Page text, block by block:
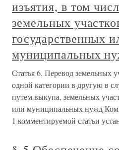
изъятия, в том
земельных
государственных
муниципальных
Статья 6. Перевод земельных
одной категории в другую в
путем выкупа, земельных
или муниципальных нужд
1 комментируемой статьи